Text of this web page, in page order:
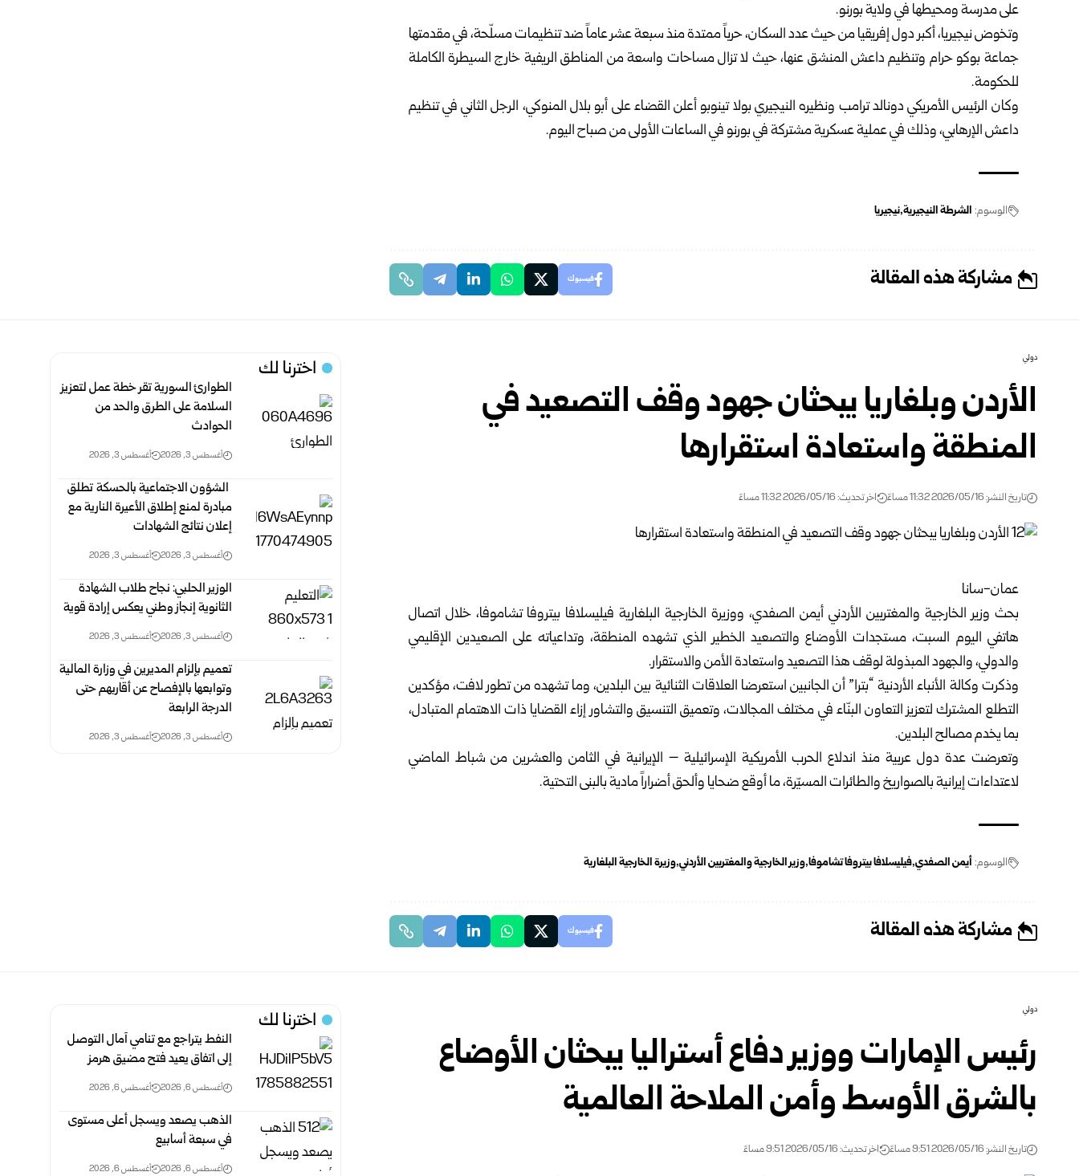
على مدرسة ومحيطها في ولاية بورنو.
وتخوض نيجيريا، أكبر دول إفريقيا من حيث عدد السكان، حرباً ممتدة منذ سبعة عشر ‏عاماً ضد تنظيمات مسلّحة، في مقدمتها
جماعة بوكو حرام وتنظيم داعش المنشق عنها، ‏حيث لا تزال مساحات واسعة من المناطق الريفية خارج السيطرة الكاملة
للحكومة.
وكان الرئيس الأمريكي دونالد ترامب ونظيره النيجيري بولا تينوبو أعلن القضاء على أبو بلال المنوكي، الرجل الثاني في تنظيم
داعش الإرهابي، وذلك في عملية ‏عسكرية مشتركة في بورنو في الساعات الأولى من صباح اليوم.
الوسوم: الشرطة النيجيرية نيجيريا
مشاركة هذه المقالة فيسبوك
دولي
الأردن وبلغاريا يبحثان جهود وقف التصعيد في
المنطقة واستعادة استقرارها
تاريخ النشر: 2026/05/16 11:32 مساءً اخر تحديث: 2026/05/16 11:32 مساءً
عمان-سانا
بحث وزير الخارجية والمغتربين الأردني أيمن الصفدي، ووزيرة الخارجية البلغارية فيليسلافا بيتروفا تشاموفا، خلال اتصال
هاتفي اليوم السبت، مستجدات الأوضاع والتصعيد الخطير الذي تشهده المنطقة، وتداعياته على الصعيدين الإقليمي
والدولي، والجهود المبذولة لوقف هذا التصعيد واستعادة الأمن والاستقرار.
وذكرت وكالة الأنباء الأردنية “بترا” أن الجانبين استعرضا العلاقات الثنائية بين البلدين، وما تشهده من تطور لافت، مؤكدين
التطلع المشترك لتعزيز التعاون البنّاء في مختلف المجالات، وتعميق التنسيق والتشاور إزاء القضايا ذات الاهتمام المتبادل،
بما يخدم مصالح البلدين.
وتعرضت عدة دول عربية منذ اندلاع الحرب الأمريكية ‏الإسرائيلية – الإيرانية في الثامن والعشرين من شباط الماضي
لاعتداءات إيرانية بالصواريخ والطائرات المسيّرة، ما أوقع ضحايا وألحق أضراراً ‏مادية بالبنى التحتية.‏
الوسوم: أيمن الصفدي فيليسلافا بيتروفا تشاموفا وزير الخارجية والمغتربين الأردني وزيرة الخارجية البلغارية
مشاركة هذه المقالة فيسبوك
اخترنا لك
الطوارئ السورية تقر خطة عمل لتعزيز
السلامة على الطرق ‏والحد من
الحوادث
أغسطس 3, 2026 أغسطس 3, 2026
الشؤون الاجتماعية بالحسكة تطلق
مبادرة لمنع إطلاق الأعيرة النارية مع
إعلان نتائج الشهادات
أغسطس 3, 2026 أغسطس 3, 2026
الوزير الحلبي: نجاح طلاب الشهادة
الثانوية إنجاز وطني يعكس إرادة قوية
أغسطس 3, 2026 أغسطس 3, 2026
تعميم بإلزام المديرين في وزارة المالية
وتوابعها بالإفصاح عن ‏أقاربهم حتى
الدرجة الرابعة
أغسطس 3, 2026 أغسطس 3, 2026
دولي
رئيس الإمارات ووزير دفاع أستراليا يبحثان الأوضاع
بالشرق الأوسط وأمن الملاحة العالمية
تاريخ النشر: 2026/05/16 9:51 مساءً اخر تحديث: 2026/05/16 9:51 مساءً
اخترنا لك
النفط يتراجع مع تنامي آمال التوصل
إلى اتفاق يعيد فتح مضيق هرمز
أغسطس 6, 2026 أغسطس 6, 2026
الذهب يصعد ويسجل أعلى مستوى
في سبعة أسابيع
أغسطس 6, 2026 أغسطس 6, 2026